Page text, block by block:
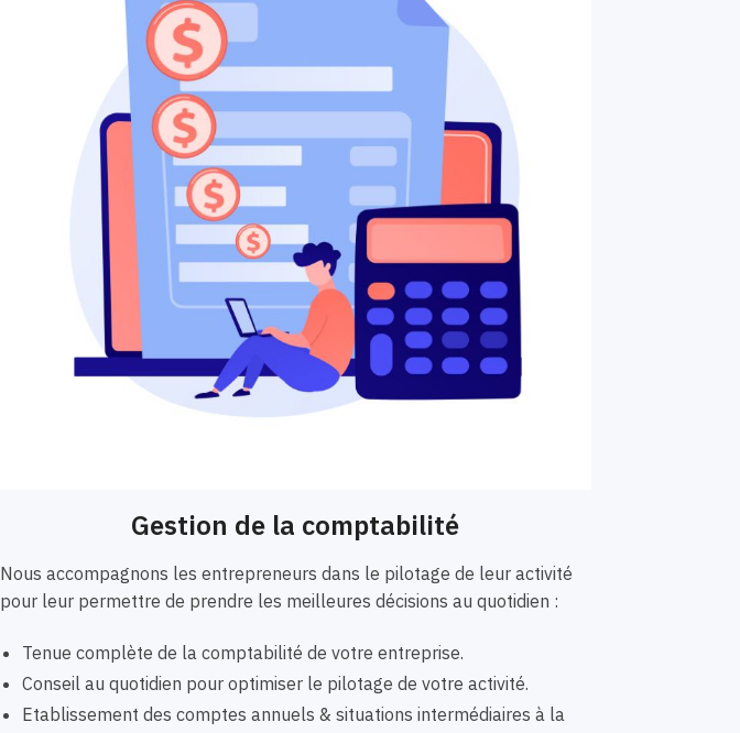
Gestion de la comptabilité
Nous accompagnons les entrepreneurs dans le pilotage de leur activité
pour leur permettre de prendre les meilleures décisions au quotidien :
Tenue complète de la comptabilité de votre entreprise.
Conseil au quotidien pour optimiser le pilotage de votre activité.
Etablissement des comptes annuels & situations intermédiaires à la